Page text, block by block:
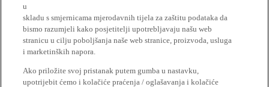
u
skladu s smjernicama mjerodavnih tijela za zaštitu podataka da
bismo razumjeli kako posjetitelji upotrebljavaju našu web
stranicu u cilju poboljšanja naše web stranice, proizvoda, usluga
i marketinških napora.
Ako priložite svoj pristanak putem gumba u nastavku,
upotrijebit ćemo i kolačiće praćenja / oglašavanja i kolačiće